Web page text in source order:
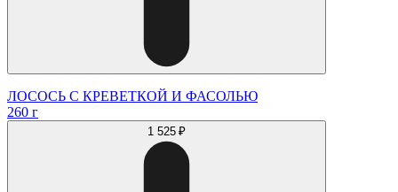
ЛОСОСЬ С КРЕВЕТКОЙ И ФАСОЛЬЮ
260 г
1 525 ₽